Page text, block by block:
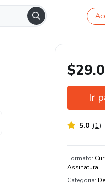
Ir
5.0 (1)
100%
Formato:
Assinatura
Categoria: